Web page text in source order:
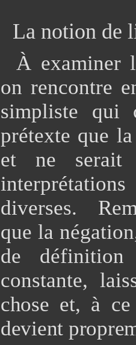
La notion de
À examiner
on rencontre
simpliste qui
prétexte que
et ne serait
diverses.
que la
de
constante,
chose et, à
devient